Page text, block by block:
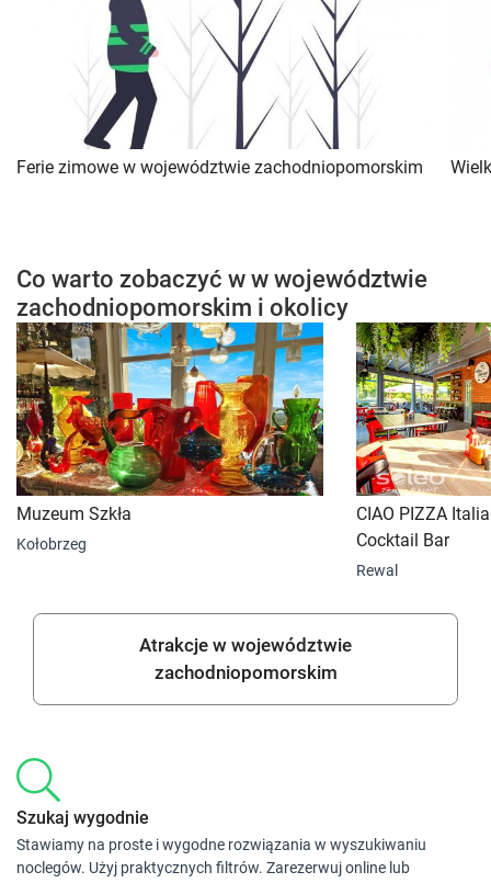
Ferie zimowe w województwie zachodniopomorskim
Co warto zobaczyć w w województwie
zachodniopomorskim i okolicy
Muzeum Szkła
Kołobrzeg
CIAO PIZZA
Cocktail Bar
Rewal
Atrakcje w województwie
zachodniopomorskim
Szukaj wygodnie
Stawiamy na proste i wygodne rozwiązania w wyszukiwaniu
noclegów. Użyj praktycznych filtrów. Zarezerwuj online lub